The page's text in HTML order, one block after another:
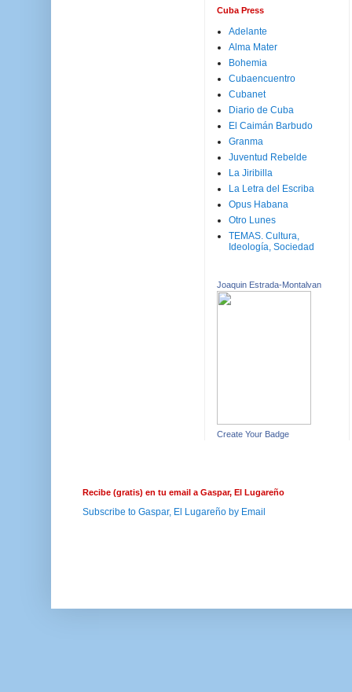
Cuba Press
Adelante
Alma Mater
Bohemia
Cubaencuentro
Cubanet
Diario de Cuba
El Caimán Barbudo
Granma
Juventud Rebelde
La Jiribilla
La Letra del Escriba
Opus Habana
Otro Lunes
TEMAS. Cultura,
Ideología, Sociedad
Joaquin Estrada-Montalvan
Create Your Badge
Recibe (gratis) en tu email a Gaspar, El Lugareño
Subscribe to Gaspar, El Lugareño by Email